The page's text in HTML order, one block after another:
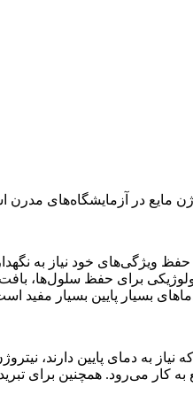
مایع در آزمایشگاه‌های مدرن
ویژگی‌های خود نیاز به
بسیار پایین بسیار مفید
به دمای پایین دارند،
کار می‌رود. همچنین برای